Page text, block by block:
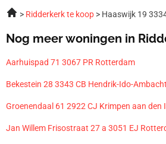
Ridderkerk te koop Haaswijk 19
Nog meer woningen in
Aarhuispad 71 3067 PR Rotterdam
Bekestein 28 3343 CB Hendrik-Ido-Ambacht
Groenendaal 61 2922 CJ Krimpen aan den
Jan Willem Frisostraat 27 a 3051 EJ